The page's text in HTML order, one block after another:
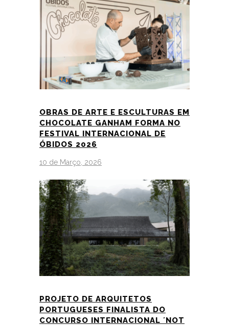
OBRAS DE ARTE E ESCULTURAS EM
CHOCOLATE GANHAM FORMA NO
FESTIVAL INTERNACIONAL DE
ÓBIDOS 2026
10 de Março, 2026
PROJETO DE ARQUITETOS
PORTUGUESES FINALISTA DO
CONCURSO INTERNACIONAL ´NOT